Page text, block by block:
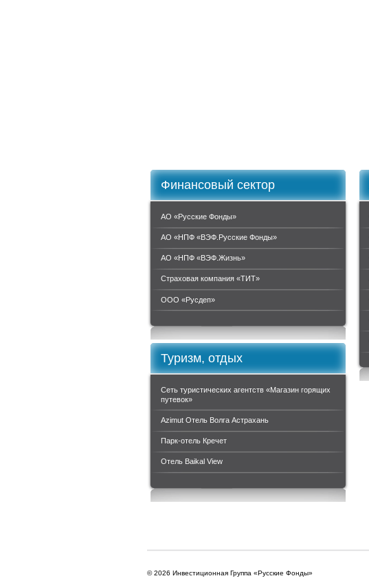
Финансовый сектор
АО «Русские Фонды»
АО «НПФ «ВЭФ.Русские Фонды»
АО «НПФ «ВЭФ.Жизнь»
Страховая компания «ТИТ»
ООО «Руcдеп»
Туризм, отдых
Сеть туристических агентств «Магазин горящих
путевок»
Azimut Отель Волга Астрахань
Парк-отель Кречет
Отель Baikal View
© 2026 Инвестиционная Группа «Русские Фонды»